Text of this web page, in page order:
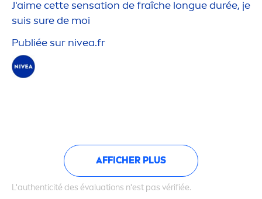
J'aime cettesensation de fraîche longue durée, je
suis sure de moi
Publiée sur nivea.fr
AFFICHER PLUS
L'authenticité des évaluations n'est pas vérifiée.